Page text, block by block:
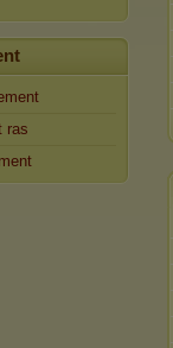
ras